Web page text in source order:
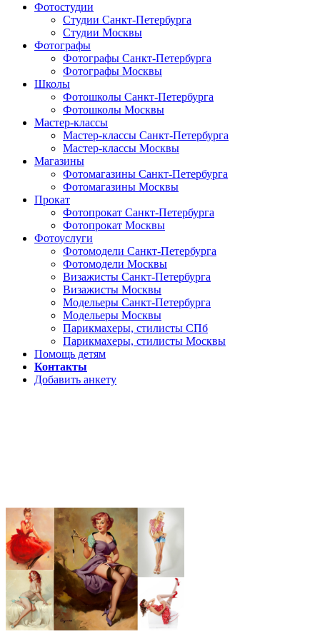
Фотостудии
Студии Санкт-Петербурга
Студии Москвы
Фотографы
Фотографы Санкт-Петербурга
Фотографы Москвы
Школы
Фотошколы Санкт-Петербурга
Фотошколы Москвы
Мастер-классы
Мастер-классы Санкт-Петербурга
Мастер-классы Москвы
Магазины
Фотомагазины Санкт-Петербурга
Фотомагазины Москвы
Прокат
Фотопрокат Санкт-Петербурга
Фотопрокат Москвы
Фотоуслуги
Фотомодели Санкт-Петербурга
Фотомодели Москвы
Визажисты Санкт-Петербурга
Визажисты Москвы
Модельеры Санкт-Петербурга
Модельеры Москвы
Парикмахеры, стилисты СПб
Парикмахеры, стилисты Москвы
Помощь детям
Контакты
Добавить анкету